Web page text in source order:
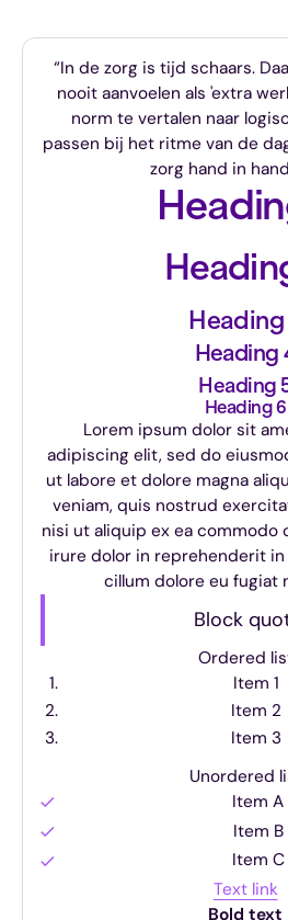
“In de zorg is tijd schaars.
nooit aanvoelen als 'extra
norm te vertalen naar
passen bij het ritme van de
zorg hand in
Heading
Heading
Heading
Heading 6
Lorem ipsum dolor sit
adipiscing elit, sed do
ut labore et dolore magna
veniam, quis nostrud
nisi ut aliquip ex ea commodo
irure dolor in reprehenderit
cillum dolore eu fugiat
Block
Ordered
Item 1
Item 2
Item 3
Unordered
Item A
Item B
Item C
Text link
Bold text